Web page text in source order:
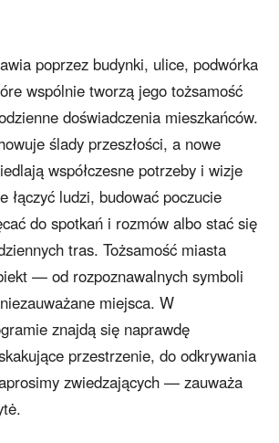
poprzez budynki, ulice, podwórka
wspólnie tworzą jego tożsamość
doświadczenia mieszkańców.
ślady przeszłości, a nowe
współczesne potrzeby i wizje
łączyć ludzi, budować poczucie
do spotkań i rozmów albo stać się
tras. Tożsamość miasta
— od rozpoznawalnych symboli
miejsca. W
znajdą się naprawdę
przestrzenie, do odkrywania
zwiedzających — zauważa